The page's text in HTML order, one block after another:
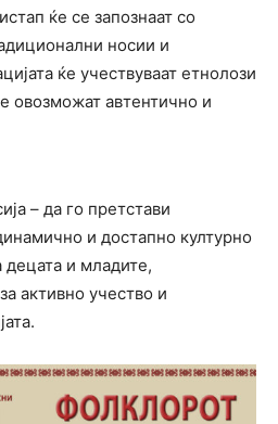
ќе се запознаат со
носии и
ќе учествуваат етнолози
овозможат автентично и
– да го претстави
и достапно културно
децата и младите,
активно учество и